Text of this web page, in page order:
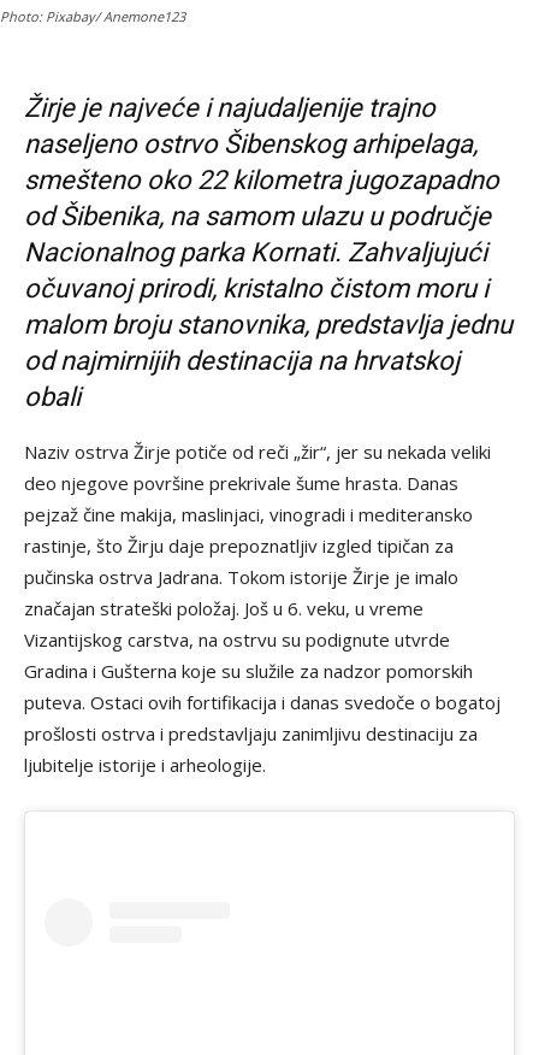
Photo: Pixabay/ Anemone123
Žirje je najveće i najudaljenije trajno
naseljeno ostrvo Šibenskog arhipelaga,
smešteno oko 22 kilometra jugozapadno
od Šibenika, na samom ulazu u područje
Nacionalnog parka Kornati. Zahvaljujući
očuvanoj prirodi, kristalno čistom moru i
malom broju stanovnika, predstavlja jednu
od najmirnijih destinacija na hrvatskoj
obali
Naziv ostrva Žirje potiče od reči „žir“, jer su nekada veliki
deo njegove površine prekrivale šume hrasta. Danas
pejzaž čine makija, maslinjaci, vinogradi i mediteransko
rastinje, što Žirju daje prepoznatljiv izgled tipičan za
pučinska ostrva Jadrana. Tokom istorije Žirje je imalo
značajan strateški položaj. Još u 6. veku, u vreme
Vizantijskog carstva, na ostrvu su podignute utvrde
Gradina i Gušterna koje su služile za nadzor pomorskih
puteva. Ostaci ovih fortifikacija i danas svedoče o bogatoj
prošlosti ostrva i predstavljaju zanimljivu destinaciju za
ljubitelje istorije i arheologije.